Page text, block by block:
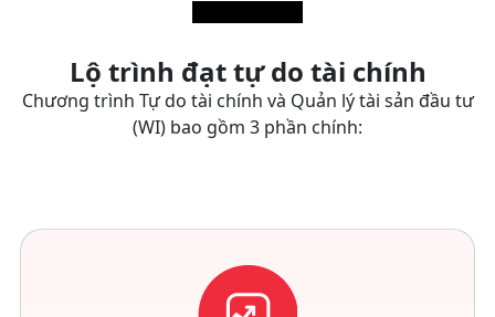
Lộ trình đạt tự do tài chính
Chương trình Tự do tài chính và Quản lý tài sản đầu tư
(WI) bao gồm 3 phần chính: